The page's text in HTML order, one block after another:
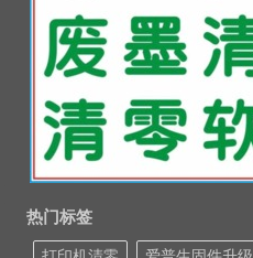
热门标签